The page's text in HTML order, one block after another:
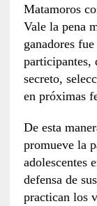
Matamoros
Vale la pena
ganadores
participantes,
secreto,
en próximas
De esta
promueve la
adolescentes
defensa de
practican los